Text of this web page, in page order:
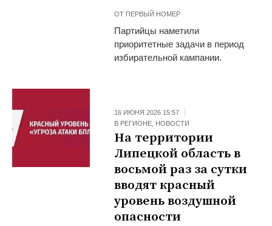
ОТ ПЕРВЫЙ НОМЕР
Партийцы наметили
приоритетные задачи в период
избирательной кампании.
16 ИЮНЯ 2026 15:57
В РЕГИОНЕ, НОВОСТИ
На территории
Липецкой область в
восьмой раз за сутки
вводят красный
уровень воздушной
опасности